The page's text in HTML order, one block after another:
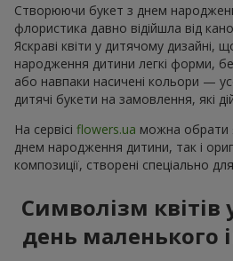
Створюючи букет з днем
флористика давно відійшла від
Яскраві квіти у дитячому дизайні,
народження дитини легкі форми,
або навпаки насичені кольори —
дитячі букети на замовлення, які
На сервісі flowers.ua можна обрати
днем народження дитини, так і
композиції, створені спеціально
Символізм
день маленького